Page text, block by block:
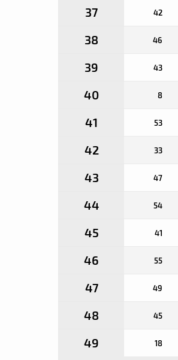
37 42
38 46
39 43
40 8
41 53
42 33
43 47
44 54
45 41
46 55
47 49
48 45
49 18